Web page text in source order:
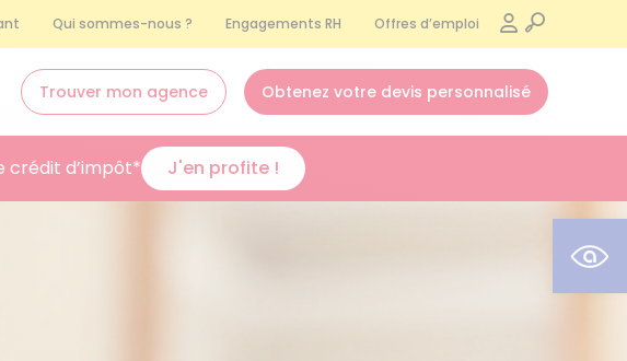
Qui sommes-nous ? Engagements RH Offres d’emploi
Trouver mon agence Obtenez votre devis personnalisé
crédit d’impôt* J'en profite !